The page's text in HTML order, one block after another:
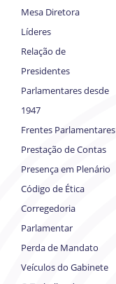
Mesa Diretora
Líderes
Relação de
Presidentes
Parlamentares desde
1947
Frentes Parlamentares
Prestação de Contas
Presença em Plenário
Código de Ética
Corregedoria
Parlamentar
Perda de Mandato
Veículos do Gabinete